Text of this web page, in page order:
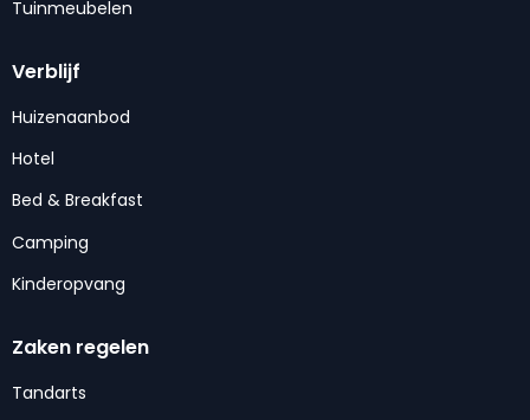
Tuinmeubelen
Verblijf
Huizenaanbod
Hotel
Bed & Breakfast
Camping
Kinderopvang
Zaken regelen
Tandarts